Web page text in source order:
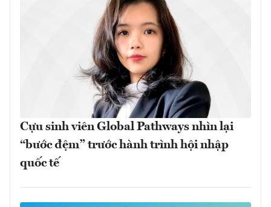
Cựu sinh viên Global Pathways nhìn lại
“bước đệm” trước hành trình hội nhập
quốc tế